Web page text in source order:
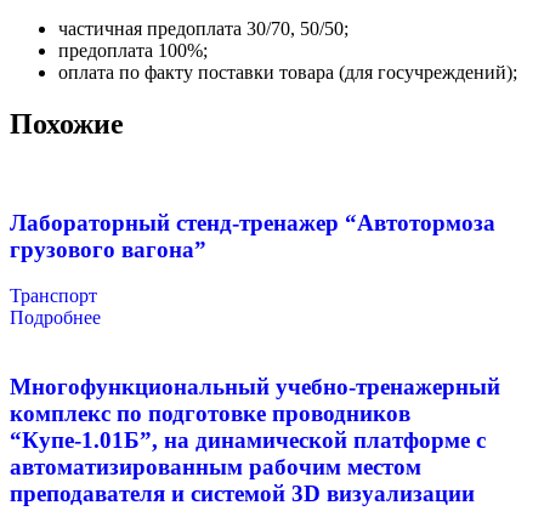
частичная предоплата 30/70, 50/50;
предоплата 100%;
оплата по факту поставки товара (для госучреждений);
Похожие
Лабораторный стенд-тренажер “Автотормоза
грузового вагона”
Транспорт
Подробнее
Многофункциональный учебно-тренажерный
комплекс по подготовке проводников
“Купе-1.01Б”, на динамической платформе с
автоматизированным рабочим местом
преподавателя и системой 3D визуализации